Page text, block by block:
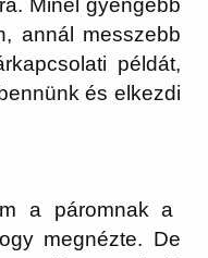
Minél gyengébb
annál messzebb
példát,
és elkezdi
a páromnak a
megnézte. De